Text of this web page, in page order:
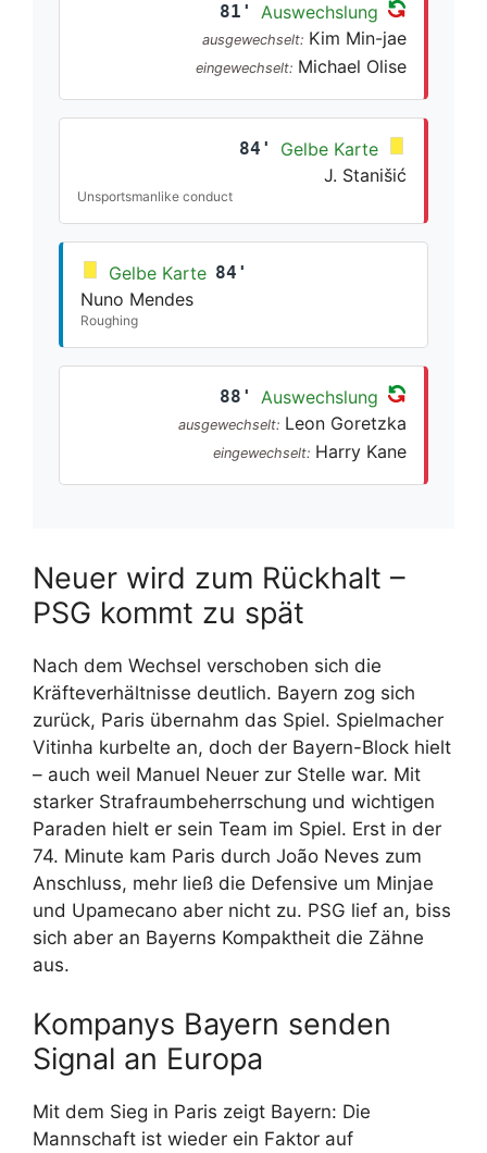
81' Auswechslung
ausgewechselt: Kim Min-jae
eingewechselt: Michael Olise
84'
Gelbe Karte
J. Stanišić
Unsportsmanlike conduct
Gelbe Karte 84'
Nuno Mendes
Roughing
88' Auswechslung
ausgewechselt: Leon Goretzka
eingewechselt: Harry Kane
Neuer wird zum Rückhalt –
PSG kommt zu spät
Nach dem Wechsel verschoben sich die
Kräfteverhältnisse deutlich. Bayern zog sich
zurück, Paris übernahm das Spiel. Spielmacher
Vitinha kurbelte an, doch der Bayern-Block hielt
– auch weil Manuel Neuer zur Stelle war. Mit
starker Strafraumbeherrschung und wichtigen
Paraden hielt er sein Team im Spiel. Erst in der
74. Minute kam Paris durch João Neves zum
Anschluss, mehr ließ die Defensive um Minjae
und Upamecano aber nicht zu. PSG lief an, biss
sich aber an Bayerns Kompaktheit die Zähne
aus.
Kompanys Bayern senden
Signal an Europa
Mit dem Sieg in Paris zeigt Bayern: Die
Mannschaft ist wieder ein Faktor auf